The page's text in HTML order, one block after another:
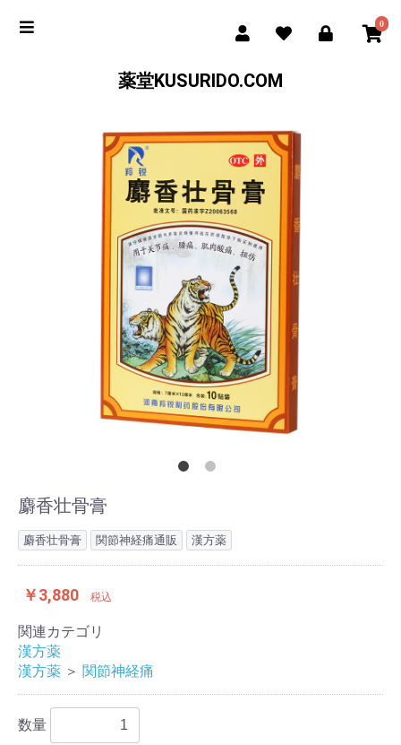
0
薬堂KUSURIDO.COM
麝香壮骨膏
麝香壮骨膏 関節神経痛通販 漢方薬
￥3,880 税込
関連カテゴリ
漢方薬
漢方薬 ＞ 関節神経痛
数量